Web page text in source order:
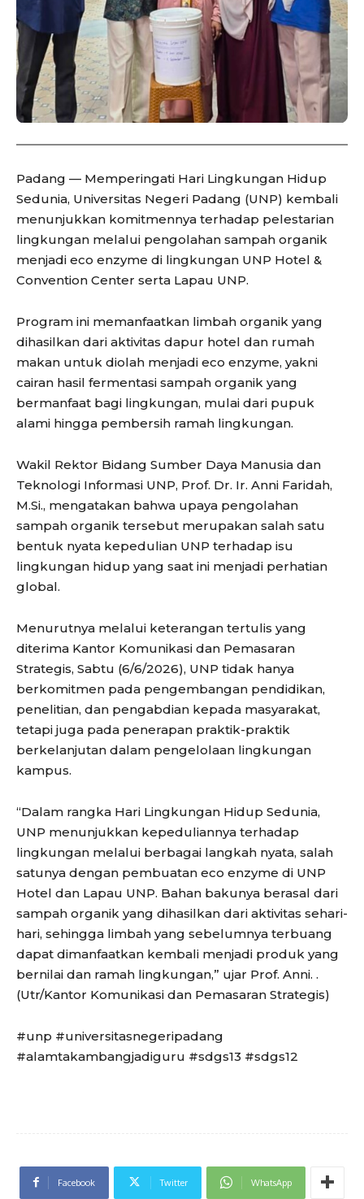
Padang — Memperingati Hari Lingkungan Hidup
Sedunia, Universitas Negeri Padang (UNP) kembali
menunjukkan komitmennya terhadap pelestarian
lingkungan melalui pengolahan sampah organik
menjadi eco enzyme di lingkungan UNP Hotel &
Convention Center serta Lapau UNP.
Program ini memanfaatkan limbah organik yang
dihasilkan dari aktivitas dapur hotel dan rumah
makan untuk diolah menjadi eco enzyme, yakni
cairan hasil fermentasi sampah organik yang
bermanfaat bagi lingkungan, mulai dari pupuk
alami hingga pembersih ramah lingkungan.
Wakil Rektor Bidang Sumber Daya Manusia dan
Teknologi Informasi UNP, Prof. Dr. Ir. Anni Faridah,
M.Si., mengatakan bahwa upaya pengolahan
sampah organik tersebut merupakan salah satu
bentuk nyata kepedulian UNP terhadap isu
lingkungan hidup yang saat ini menjadi perhatian
global.
Menurutnya melalui keterangan tertulis yang
diterima Kantor Komunikasi dan Pemasaran
Strategis, Sabtu (6/6/2026), UNP tidak hanya
berkomitmen pada pengembangan pendidikan,
penelitian, dan pengabdian kepada masyarakat,
tetapi juga pada penerapan praktik-praktik
berkelanjutan dalam pengelolaan lingkungan
kampus.
“Dalam rangka Hari Lingkungan Hidup Sedunia,
UNP menunjukkan kepeduliannya terhadap
lingkungan melalui berbagai langkah nyata, salah
satunya dengan pembuatan eco enzyme di UNP
Hotel dan Lapau UNP. Bahan bakunya berasal dari
sampah organik yang dihasilkan dari aktivitas sehari-
hari, sehingga limbah yang sebelumnya terbuang
dapat dimanfaatkan kembali menjadi produk yang
bernilai dan ramah lingkungan,” ujar Prof. Anni. .
(Utr/Kantor Komunikasi dan Pemasaran Strategis)
#unp #universitasnegeripadang
#alamtakambangjadiguru #sdgs13 #sdgs12
Facebook Twitter WhatsApp